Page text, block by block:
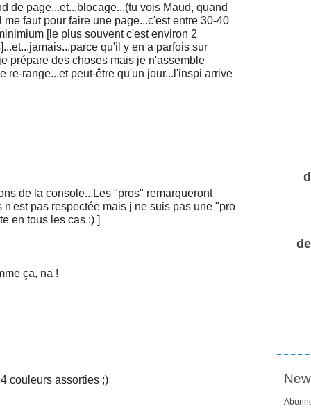
de page...et...blocage...(tu vois Maud, quand
faut pour faire une page...c'est entre 30-40
[le plus souvent c'est environ 2
qu'il y en a parfois sur
prépare des choses mais je n'assemble
re-range...et peut-être qu'un jour...l'inspi arrive
de la console...Les "pros" remarqueront
pas respectée mais j ne suis pas une "pro
en tous les cas ;) ]
ça, na !
couleurs assorties ;)